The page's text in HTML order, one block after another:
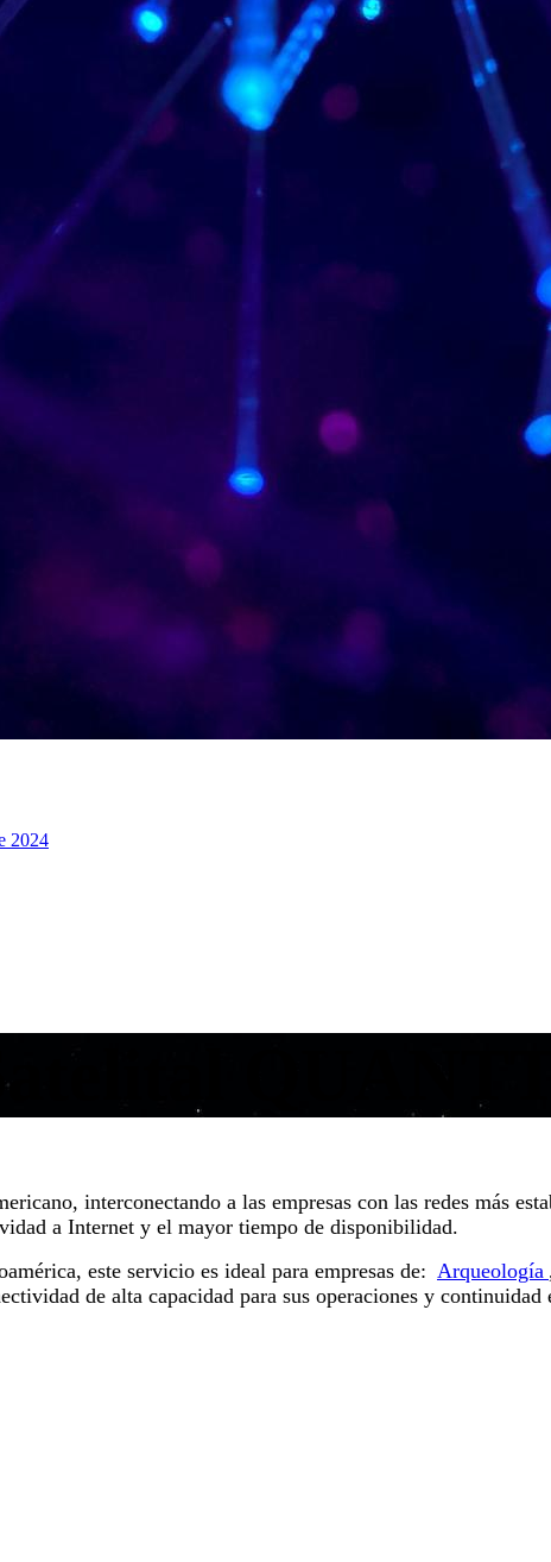
2024
interconectando a las empresas con las redes más
a Internet y el mayor tiempo de disponibilidad.
este servicio es ideal para empresas de: Arqueología ,
de alta capacidad para sus operaciones y continuidad